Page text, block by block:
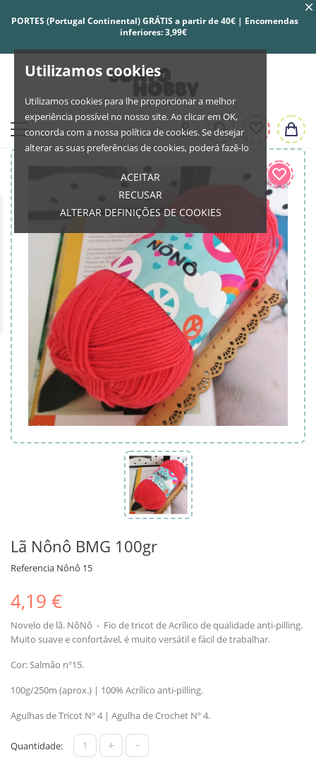
Utilizamos cookies
Utilizamos cookies para lhe proporcionar a melhor
experiência possível no nosso site. Ao clicar em OK,
concorda com a nossa política de cookies. Se desejar
alterar as suas preferências de cookies, poderá fazê-lo
ACEITAR
RECUSAR
ALTERAR DEFINIÇÕES DE COOKIES
PORTES (Portugal Continental) GRÁTIS a partir de 40€ | Encomendas
inferiores: 3,99€
Lã Nônô BMG 100gr
Referencia Nônô 15
4,19 €
Novelo de lã. NôNô - Fio de tricot de Acrílico de qualidade anti-pilling.
Muito suave e confortável, é muito versátil e fácil de trabalhar.
Cor: Salmão nº15.
100g/250m (aprox.) | 100% Acrílico anti-pilling.
Agulhas de Tricot Nº 4 | Agulha de Crochet Nº 4.
Quantidade: + -